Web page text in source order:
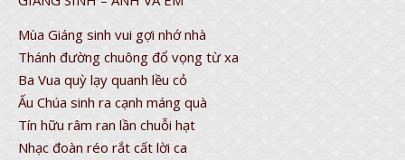
Mùa Giáng sinh vui gợi nhớ nhà
Thánh đường chuông đổ vọng từ xa
Ba Vua quỳ lạy quanh lều cỏ
Ấu Chúa sinh ra cạnh máng quà
Tín hữu râm ran lần chuỗi hạt
Nhạc đoàn réo rắt cất lời ca